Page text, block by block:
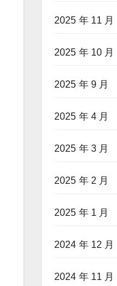
2025 年 11 月
2025 年 10 月
2025 年 9 月
2025 年 4 月
2025 年 3 月
2025 年 2 月
2025 年 1 月
2024 年 12 月
2024 年 11 月